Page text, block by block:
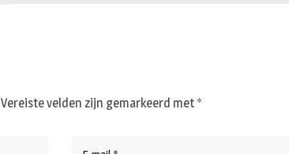
Vereiste velden zijn gemarkeerd met *